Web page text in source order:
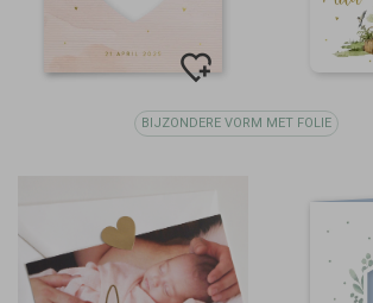
BIJZONDERE VORM MET FOLIE